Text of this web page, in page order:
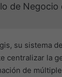
de Negocio
su sistema
centralizar la
de